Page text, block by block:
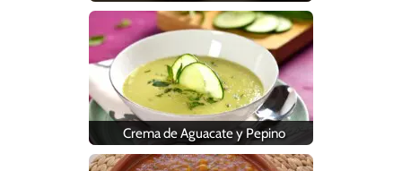
Crema de Aguacate y Pepino